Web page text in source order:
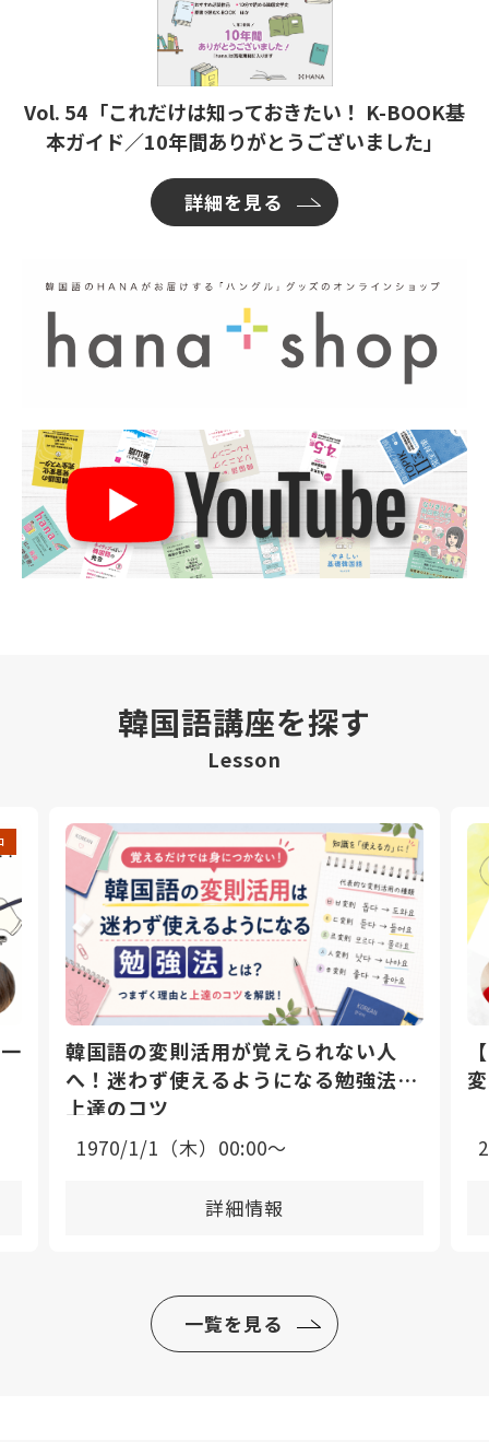
Vol. 54「これだけは知っておきたい！ K-BOOK基
本ガイド／10年間ありがとうございました」
詳細を見る
韓国語講座を探す
Lesson
韓国語の変則活用が覚えられない人
へ！迷わず使えるようになる勉強法と
上達のコツ
1970/1/1（木）00:00〜
詳細情報
一覧を見る